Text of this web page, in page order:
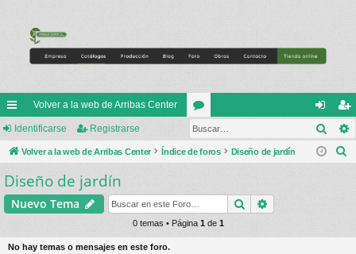
nl
ac
es
rá
do
Volver a la web de Arribas Center
or
os
de
nti
eg
ist
Identificarse Registrarse
Volver a la web de Arribas Center Índice de foros Diseño de jardín
r
Diseño de jardín
Nuevo Tema Buscar
0 temas • Página 1de 1
No hay temas o mensajes en este foro.